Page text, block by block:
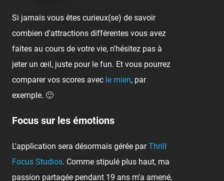
Angel Dracus non mais carrément !!! On ne va pas
faire 5 heures de route juste pour voir ça...
Goliath et le parc suffisent à eux-mêmes, et je
précise que nous sommes sur place pour un tout
autre événement ! 😜
🖊️ Pascal
Angel Dracus
Coasterrider tu es enceinte? Lol
Si jamais vous êtes curieux(se) de savoir
combien d'attractions différentes vous avez
faites au cours de votre vie, n'hésitez pas à
jeter un œil, juste pour le fun. Et vous pourrez
comparer vos scores avec le mien, par
exemple. 🙂
Focus sur les émotions
L'application sera désormais gérée parThrill
Focus Studios. Comme stipulé plus haut, ma
passion partagée pendant 19 ans m'a amené,